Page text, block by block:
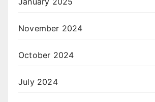
November 2024
October 2024
July 2024